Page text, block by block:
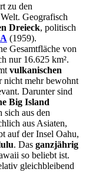
zu den
Geografisch
Dreieck, politisch
(1959).
Gesamtfläche von
nur 16.625 km².
vulkanischen
nicht mehr bewohnt
Darunter sind
Big Island
sich aus den
aus Asiaten,
auf der Insel Oahu,
. Das ganzjährig
so beliebt ist.
gleichbleibend